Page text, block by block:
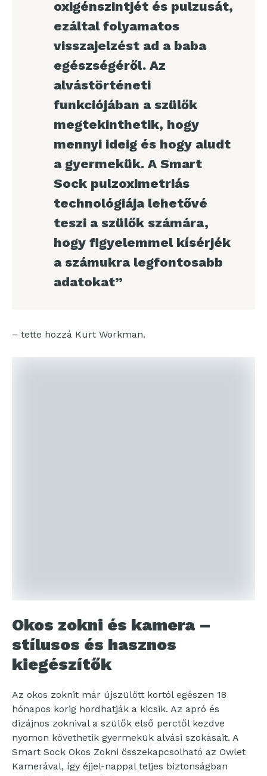
oxigénszintjét és pulzusát,
ezáltal folyamatos
visszajelzést ad a baba
egészségéről. Az
alvástörténeti
funkciójában a szülők
megtekinthetik, hogy
mennyi ideig és hogy aludt
a gyermekük. A Smart
Sock pulzoximetriás
technológiája lehetővé
teszi a szülők számára,
hogy figyelemmel kísérjék
a számukra legfontosabb
adatokat”
– tette hozzá Kurt Workman.
Okos zokni és kamera –
stílusos és hasznos
kiegészítők
Az okos zoknit már újszülött kortól egészen 18
hónapos korig hordhatják a kicsik. Az apró és
dizájnos zoknival a szülők első perctől kezdve
nyomon követhetik gyermekük alvási szokásait. A
Smart Sock Okos Zokni összekapcsolható az Owlet
Kamerával, így éjjel-nappal teljes biztonságban